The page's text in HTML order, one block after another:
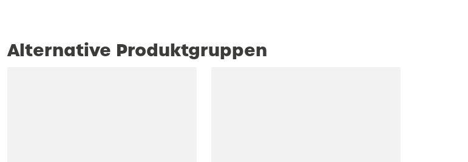
Alternative Produktgruppen